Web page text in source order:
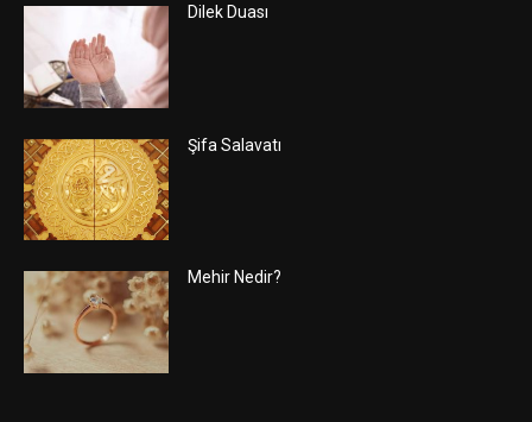
Dilek Duası
Şifa Salavatı
Mehir Nedir?